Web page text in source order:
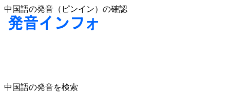
中国語の発音（ピンイン）の確認
中国語の発音を検索